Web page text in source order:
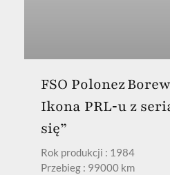
FSO Polonez
Ikona PRL‑u z
się”
Rok produkcji : 1984
Przebieg : 99000 km